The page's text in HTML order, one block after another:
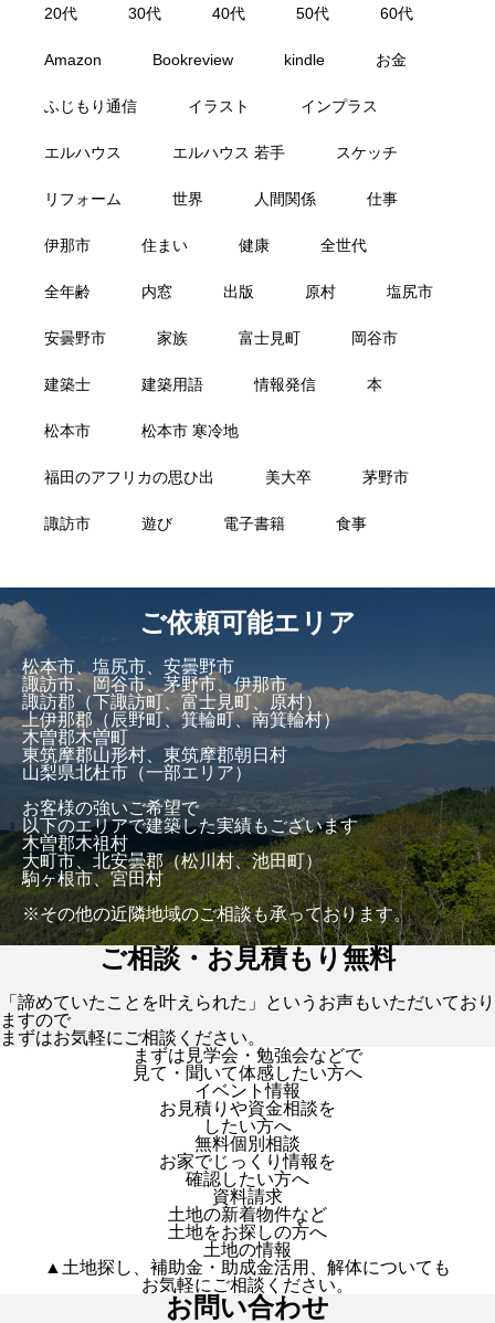
20代 30代 40代 50代 60代
Amazon Bookreview kindle お金
ふじもり通信 イラスト インプラス
エルハウス エルハウス 若手 スケッチ
リフォーム 世界 人間関係 仕事
伊那市 住まい 健康 全世代
全年齢 内窓 出版 原村 塩尻市
安曇野市 家族 富士見町 岡谷市
建築士 建築用語 情報発信 本
松本市 松本市 寒冷地
福田のアフリカの思ひ出 美大卒 茅野市
諏訪市 遊び 電子書籍 食事
ご依頼可能エリア
松本市、塩尻市、安曇野市
諏訪市、岡谷市、茅野市、伊那市
諏訪郡（下諏訪町、富士見町、原村）
上伊那郡（辰野町、箕輪町、南箕輪村）
木曽郡木曽町
東筑摩郡山形村、東筑摩郡朝日村
山梨県北杜市（一部エリア）
お客様の強いご希望で
以下のエリアで建築した実績もございます
木曽郡木祖村
大町市、北安曇郡（松川村、池田町）
駒ヶ根市、宮田村
※その他の近隣地域のご相談も承っております。
ご相談・お見積もり無料
「諦めていたことを叶えられた」というお声もいただいており
ますので
まずはお気軽にご相談ください。
まずは見学会・勉強会などで
見て・聞いて体感したい方へ
イベント情報
お見積りや資金相談を
したい方へ
無料個別相談
お家でじっくり情報を
確認したい方へ
資料請求
土地の新着物件など
土地をお探しの方へ
土地の情報
▲土地探し、補助金・助成金活用、解体についても
お気軽にご相談ください。
お問い合わせ